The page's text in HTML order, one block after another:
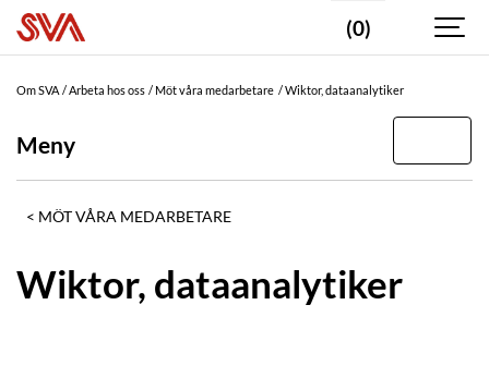
(0)
Om SVA Arbeta hos oss Möt våra medarbetare Wiktor, dataanalytiker
Meny
MÖT VÅRA MEDARBETARE
Wiktor, dataanalytiker